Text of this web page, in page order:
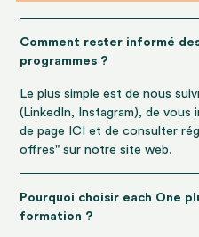
Comment rester informé
programmes ?
Le plus simple est de nous
(LinkedIn, Instagram), de vous
de page ICI et de consulter
offres" sur notre site web.
Pourquoi choisir each One
formation ?